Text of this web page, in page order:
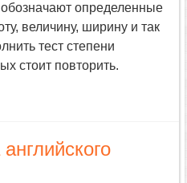
определенные
величину, ширину и так
тест степени
стоит повторить.